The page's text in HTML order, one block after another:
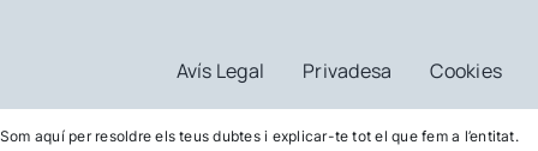
Avís Legal Privadesa Cookies
Som aquí per resoldre els teus dubtes i explicar-te tot el que fem a l’entitat.